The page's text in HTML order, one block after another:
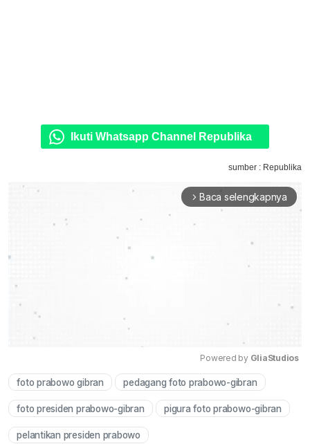
Ikuti Whatsapp Channel Republika
sumber : Republika
arrow_forward_ios Baca selengkapnya
Mute
Powered by GliaStudios
foto prabowo gibran pedagang foto prabowo-gibran
foto presiden prabowo-gibran pigura foto prabowo-gibran
pelantikan presiden prabowo